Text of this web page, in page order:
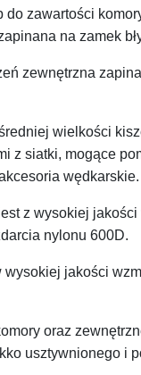
do zawartości
na zamek
zewnętrzna
wielkości
z siatki, mogące
wędkarskie.
z wysokiej jakości
nylonu 600D.
wysokiej jakości
oraz
usztywnionego i